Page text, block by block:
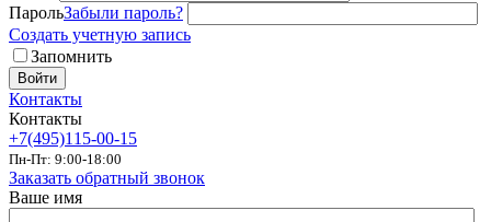
ПарольЗабыли пароль?
Создать учетную запись
Запомнить
Войти
Контакты
Контакты
+7(495)115-00-15
Пн-Пт: 9:00-18:00
Заказать обратный звонок
Ваше имя